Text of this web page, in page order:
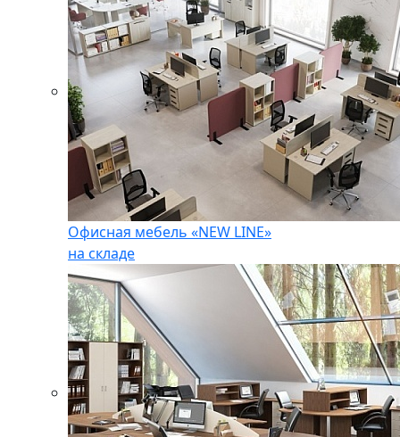
Офисная мебель «NEW LINE»
на складе